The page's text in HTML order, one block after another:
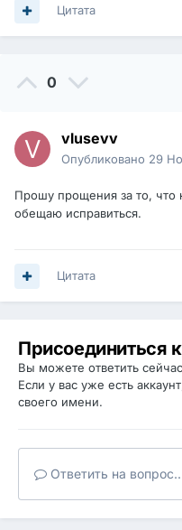
Цитата
0
vlusevv
Опубликовано 29
Прошу прощения за то, что
обещаю исправиться.
Цитата
Присоединиться
Вы можете ответить
Если у вас уже есть
своего имени.
Ответить на